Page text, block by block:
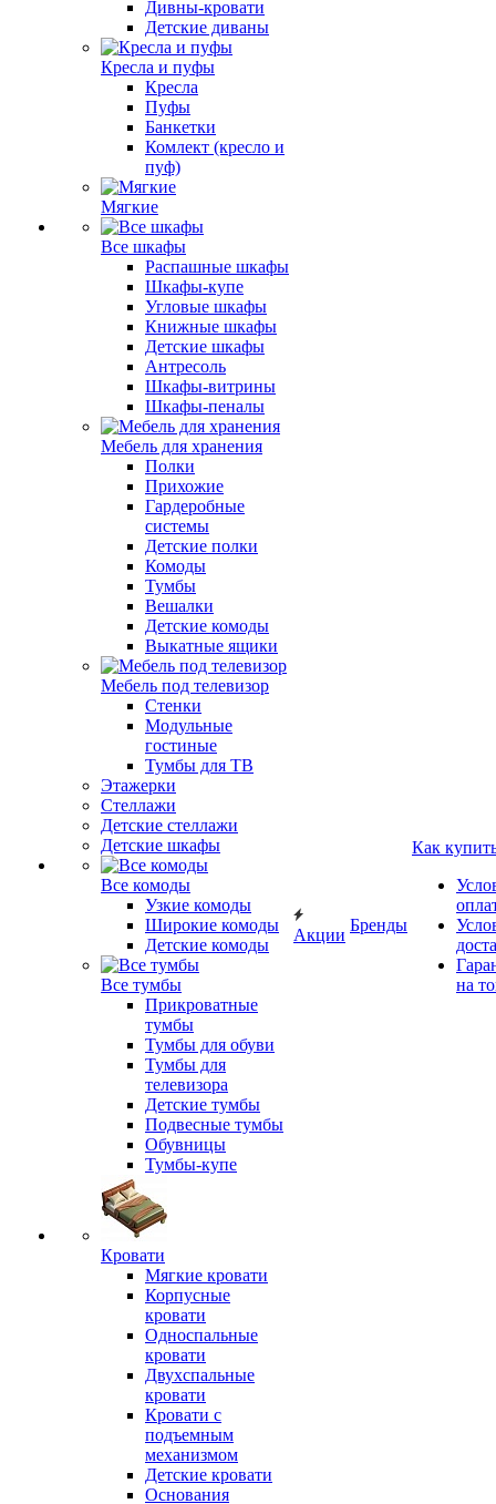
Дивны-кровати
Детские диваны
Кресла и пуфы
Кресла
Пуфы
Банкетки
Комлект (кресло и
пуф)
Мягкие
Все шкафы
Распашные шкафы
Шкафы-купе
Угловые шкафы
Книжные шкафы
Детские шкафы
Антресоль
Шкафы-витрины
Шкафы-пеналы
Мебель для хранения
Полки
Прихожие
Гардеробные
системы
Детские полки
Комоды
Тумбы
Вешалки
Детские комоды
Выкатные ящики
Мебель под телевизор
Стенки
Модульные
гостиные
Тумбы для ТВ
Этажерки
Стеллажи
Детские стеллажи
Детские шкафы
Все комоды
Узкие комоды
Широкие комоды
Детские комоды
Все тумбы
Прикроватные
тумбы
Тумбы для обуви
Тумбы для
телевизора
Детские тумбы
Подвесные тумбы
Обувницы
Тумбы-купе
Кровати
Мягкие кровати
Корпусные
кровати
Односпальные
кровати
Двухспальные
кровати
Кровати с
подъемным
механизмом
Детские кровати
Основания
Акции
Бренды
Как
на